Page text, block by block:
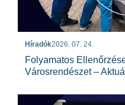
Híradók2026. 07. 24.
Folyamatos
Városrendészet –